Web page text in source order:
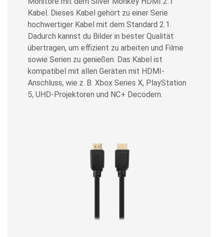
Kabel. Dieses Kabel gehört zu einer Serie
hochwertiger Kabel mit dem Standard 2.1.
Dadurch kannst du Bilder in bester Qualität
übertragen, um effizient zu arbeiten und Filme
sowie Serien zu genießen. Das Kabel ist
kompatibel mit allen Geräten mit HDMI-
Anschluss, wie z. B. Xbox Series X, PlayStation
5, UHD-Projektoren und NC+ Decodern.